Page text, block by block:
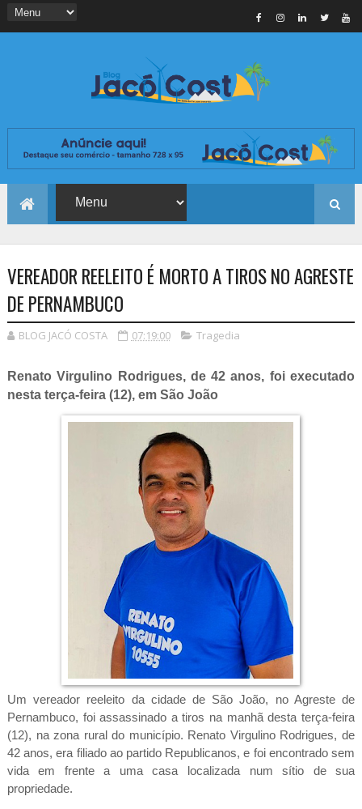
VEREADOR REELEITO É MORTO A TIROS NO AGRESTE
DE PERNAMBUCO
BLOG JACÓ COSTA 07:19:00 Tragedia
Renato Virgulino Rodrigues, de 42 anos, foi executado
nesta terça-feira (12), em São João
Um vereador reeleito da cidade de São João, no Agreste de
Pernambuco, foi assassinado a tiros na manhã desta terça-feira
(12), na zona rural do município. Renato Virgulino Rodrigues, de
42 anos, era filiado ao partido Republicanos, e foi encontrado sem
vida em frente a uma casa localizada num sítio de sua
propriedade.